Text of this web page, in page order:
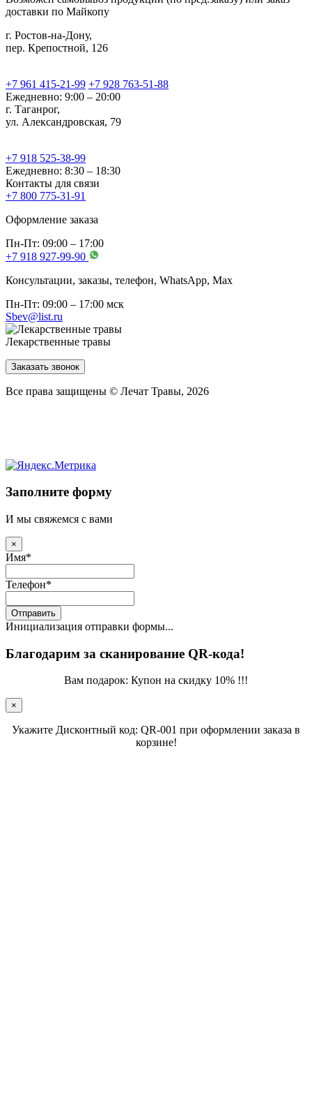
доставки по Майкопу
г. Ростов-на-Дону,
пер. Крепостной, 126
+7 961 415-21-99 +7 928 763-51-88
Ежедневно: 9:00 – 20:00
г. Таганрог,
ул. Александровская, 79
+7 918 525-38-99
Ежедневно: 8:30 – 18:30
Контакты для связи
+7 800 775-31-91
Оформление заказа
Пн-Пт: 09:00 – 17:00
+7 918 927-99-90
Консультации, заказы, телефон, WhatsApp, Мах
Пн-Пт: 09:00 – 17:00 мск
Sbev@list.ru
Лекарственные травы
Заказать звонок
Все права защищены © Лечат Травы, 2026
Заполните форму
И мы свяжемся с вами
×
Имя*
Телефон*
Отправить
Инициализация отправки формы...
Благодарим за сканирование QR-кода!
Вам подарок: Купон на скидку 10% !!!
×
Укажите Дисконтный код: QR-001 при оформлении заказа в
корзине!